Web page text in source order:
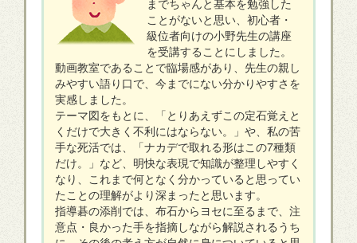
ことがないと思い、初心者・
級位者向けの小野先生の講座
を受講することにしました。
動画教室であることで臨場感があり、先生の親し
みやすい語り口で、今までにない分かりやすさを
実感しました。
テーマ図をもとに、「とりあえずこの定石覚えと
くだけで大きく不利にはならない。」や、私の苦
手な死活では、「ナカデで取れる形はこの7種類
だけ。」など、明快な表現で知識が整理しやすく
なり、これまで何となく分かっていると思ってい
たことの理解がより深まったと思います。
指導碁の添削では、布石からヨセに至るまで、注
意点・良かった手を指摘しながら解説されるうち